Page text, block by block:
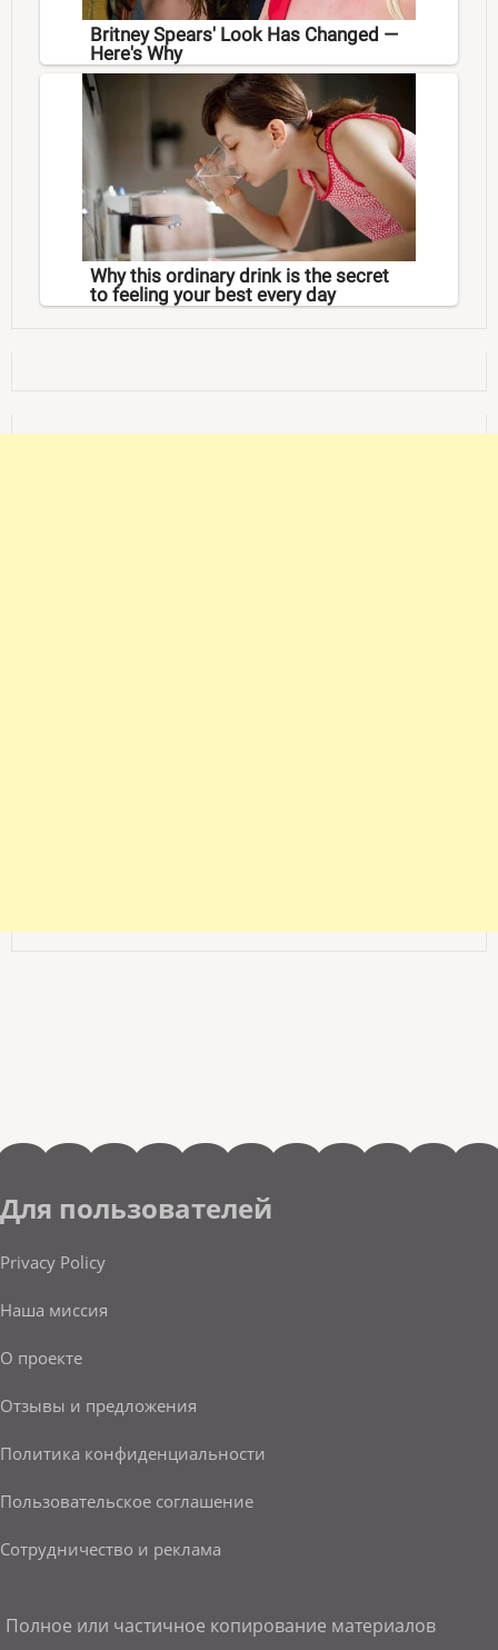
Britney Spears' Look Has Changed —
Here's Why
Why this ordinary drink is the secret
to feeling your best every day
Для пользователей
Privacy Policy
Наша миссия
О проекте
Отзывы и предложения
Политика конфиденциальности
Пользовательское соглашение
Сотрудничество и реклама
Полное или частичное копирование материалов